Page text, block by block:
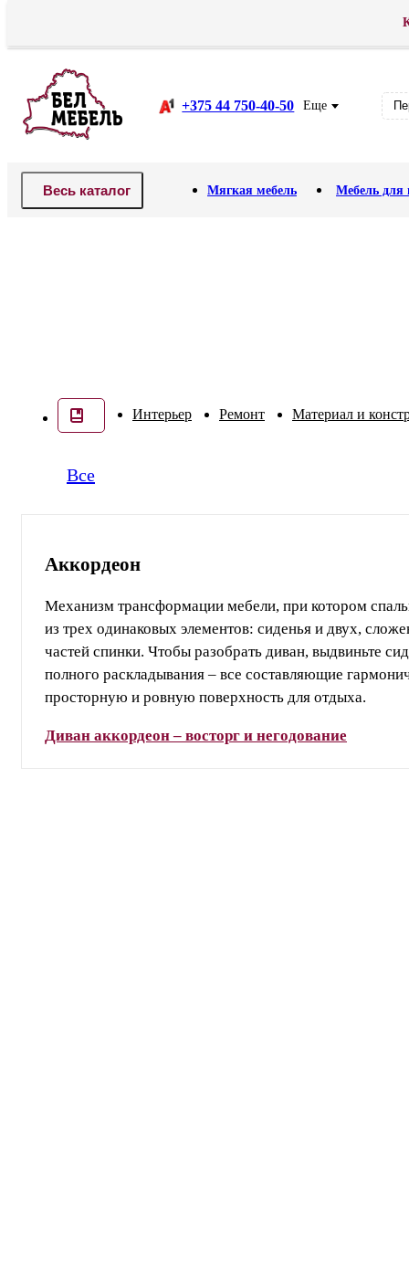
+375 44 750-40-50 Еще
Весь каталог Мягкая мебель Мебель для
Интерьер Ремонт Материал и
Все
Аккордеон
Механизм трансформации мебели, при котором
из трех одинаковых элементов: сиденья и двух,
частей спинки. Чтобы разобрать диван, выдвиньте
полного раскладывания – все составляющие
просторную и ровную поверхность для отдыха.
Диван аккордеон – восторг и негодование